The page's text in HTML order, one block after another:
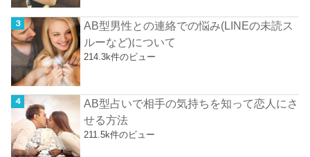
AB型男性との連絡での悩み(LINEの未読ス
ルーなど)について
214.3k件のビュー
AB型占いで相手の気持ちを知って恋人にさ
せる方法
211.5k件のビュー